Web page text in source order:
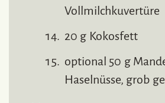
Vollmilchkuvertüre
20 g Kokosfett
optional 50 g
Haselnüsse, grob